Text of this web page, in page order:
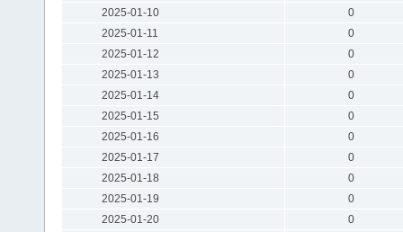
2025-01-10
0
2025-01-11
0
2025-01-12
0
2025-01-13
0
2025-01-14
0
2025-01-15
0
2025-01-16
0
2025-01-17
0
2025-01-18
0
2025-01-19
0
2025-01-20
0